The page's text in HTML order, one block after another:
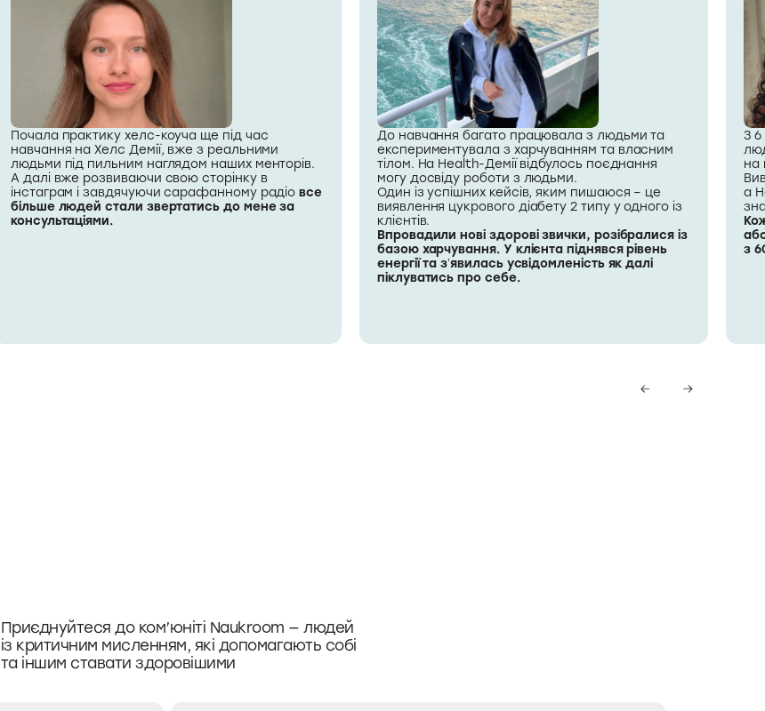
Почала практику хелс-коуча ще під час
навчання на Хелс Демії, вже з реальними
людьми під пильним наглядом наших менторів.
А далі вже розвиваючи свою сторінку в
інстаграм і завдячуючи сарафанному радіовсе
більше людей стали звертатись до мене за
консультаціями.
До навчання багато працювала з людьми та
експериментувала з харчуванням та власним
тілом. На Health-Демії відбулось поєднання
могу досвіду роботи з людьми.
Один із успішних кейсів, яким пишаюся – це
виявлення цукрового діабету 2 типу у одного із
клієнтів.
Впровадили нові здорові звички, розібралися із
базою харчування. У клієнта піднявся рівень
енергії та зʼявилась усвідомленість як далі
піклуватись про себе.
З 6
на
а
з
Приєднуйтеся до ком’юніті Naukroom — людей
із критичним мисленням, які допомагають собі
та іншим ставати здоровішими